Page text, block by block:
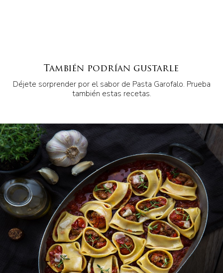
También podrían gustarle
Déjete sorprender por el sabor de Pasta Garofalo. Prueba
también estas recetas.